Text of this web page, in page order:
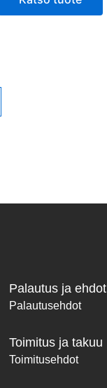
Palautus ja ehdot
Palautusehdot
Toimitus ja takuu
Toimitusehdot